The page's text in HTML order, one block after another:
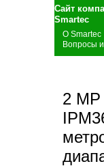
Сайт
О Smartec
Вопросы
2 МР